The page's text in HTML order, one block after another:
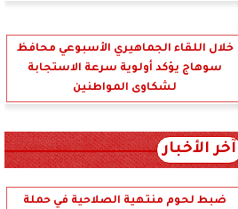
خلال اللقاء الجماهيري الأسبوعي محافظ
سوهاج يؤكد أولوية سرعة الاستجابة
لشكاوى المواطنين
آخر الأخبار
ضبط لحوم منتهية الصلاحية في حملة